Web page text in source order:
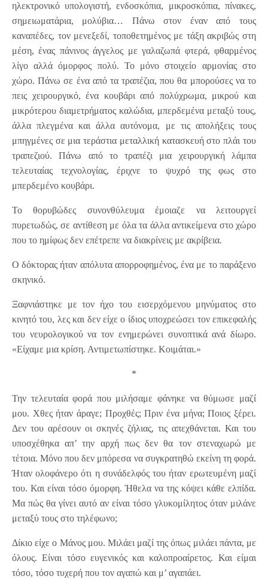
ηλεκτρονικό υπολογιστή, ενδοσκόπια, μικροσκόπια, πίνακες,
σημειωματάρια, μολύβια… Πάνω στον έναν από τους
καναπέδες, τον μενεξεδί, τοποθετημένος με τάξη ακριβώς στη
μέση, ένας πάνινος άγγελος με γαλαζωπά φτερά, φθαρμένος
λίγο αλλά όμορφος πολύ. Το μόνο στοιχείο αρμονίας στο
χώρο. Πάνω σε ένα από τα τραπέζια, που θα μπορούσες να το
πεις χειρουργικό, ένα κουβάρι από πολύχρωμα, μικρού και
μικρότερου διαμετρήματος καλώδια, μπερδεμένα μεταξύ τους,
άλλα πλεγμένα και άλλα αυτόνομα, με τις απολήξεις τους
μπηγμένες σε μια τεράστια μεταλλική κατασκευή στο πλάι του
τραπεζιού. Πάνω από το τραπέζι μια χειρουργική λάμπα
τελευταίας τεχνολογίας, έριχνε το ψυχρό της φως στο
μπερδεμένο κουβάρι.
Το θορυβώδες συνονθύλευμα έμοιαζε να λειτουργεί
πυρετωδώς, σε αντίθεση με όλα τα άλλα αντικείμενα στο χώρο
που το ημίφως δεν επέτρεπε να διακρίνεις με ακρίβεια.
Ο δόκτορας ήταν απόλυτα απορροφημένος, ένα με το παράξενο
σκηνικό.
Ξαφνιάστηκε με τον ήχο του εισερχόμενου μηνύματος στο
κινητό του, λες και δεν είχε ο ίδιος υποχρεώσει τον επικεφαλής
του νευρολογικού να τον ενημερώνει συνοπτικά ανά δίωρο.
«Είχαμε μια κρίση. Αντιμετωπίστηκε. Κοιμάται.»
*
Την τελευταία φορά που μιλήσαμε φάνηκε να θύμωσε μαζί
μου. Χθες ήταν άραγε; Προχθές; Πριν ένα μήνα; Ποιος ξέρει.
Δεν του αρέσουν οι σκηνές ζήλιας, τις απεχθάνεται. Και του
υποσχέθηκα απ’ την αρχή πως δεν θα τον στεναχωρώ με
τέτοια. Μόνο που δεν μπόρεσα να συγκρατηθώ εκείνη τη φορά.
Ήταν ολοφάνερο ότι η συνάδελφός του ήταν ερωτευμένη μαζί
του. Και είναι τόσο όμορφη. Ήθελα να της κόψει κάθε ελπίδα.
Μα πώς θα γίνει αυτό αν είναι τόσο γλυκομίλητος όταν μιλάνε
μεταξύ τους στο τηλέφωνο;
Δίκιο είχε ο Μάνος μου. Μιλάει μαζί της όπως μιλάει πάντα, με
όλους. Είναι τόσο ευγενικός και καλοπροαίρετος. Και είμαι
τόσο, τόσο τυχερή που τον αγαπώ και μ’ αγαπάει.